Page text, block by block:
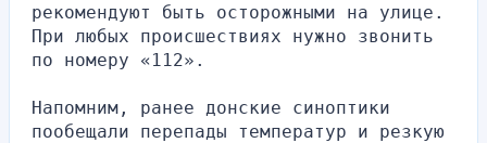
рекомендуют быть осторожными на улице.
При любых происшествиях нужно звонить
по номеру «112».
Напомним, ранее донские синоптики
пообещали перепады температур и резкую